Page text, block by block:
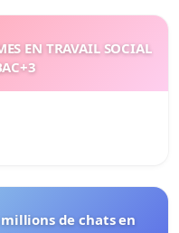
EN TRAVAIL SOCIAL
de chats en